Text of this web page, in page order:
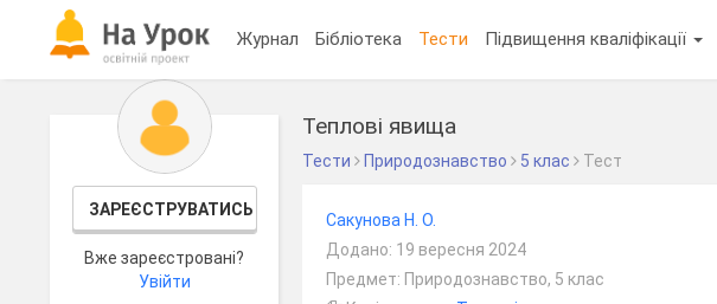
Журнал Бібліотека Тести Підвищення кваліфікації
ЗАРЕЄСТРУВАТИСЬ
Вже зареєстровані?
Увійти
Теплові явища
Тести Природознавство 5 клас Тест
Сакунова Н. О.
Додано: 19 вересня 2024
Предмет: Природознавство, 5 клас